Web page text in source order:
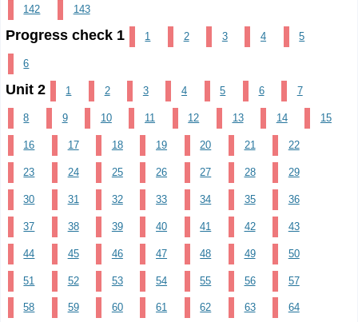
142 143
Progress check 1 1 2 3 4 5
6
Unit 2 1 2 3 4 5 6 7
8 9 10 11 12 13 14 15
16 17 18 19 20 21 22
23 24 25 26 27 28 29
30 31 32 33 34 35 36
37 38 39 40 41 42 43
44 45 46 47 48 49 50
51 52 53 54 55 56 57
58 59 60 61 62 63 64